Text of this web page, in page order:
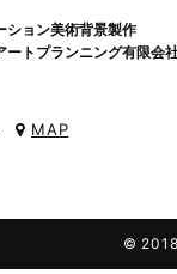
ション美術背景製作
ートプランニング有限会
MAP
© 2018